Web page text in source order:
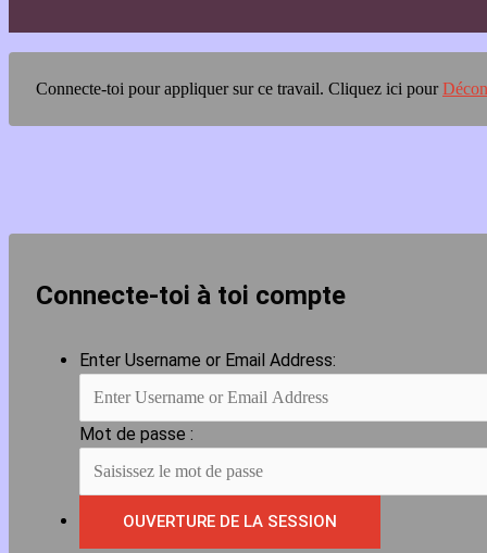
Connecte-toi pour appliquer sur ce travail. Cliquez ici pour
Connecte-toi à toi compte
Enter Username or Email Address:
Mot de passe :